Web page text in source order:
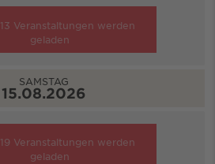
13 Veranstaltungen werden
geladen
SAMSTAG
15.08.2026
19 Veranstaltungen werden
geladen